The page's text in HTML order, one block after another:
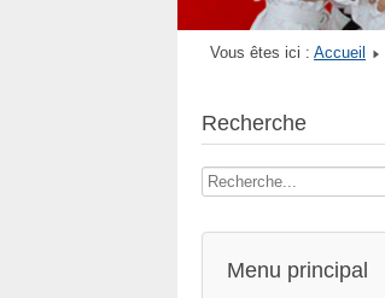
Vous êtes ici : Accueil
Recherche
Rechercher
Menu principal